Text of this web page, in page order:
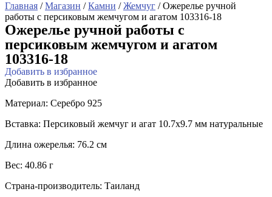
Главная /Магазин /Камни /Жемчуг / Ожерелье ручной
работы с персиковым жемчугом и агатом 103316-18
Ожерелье ручной работы с
персиковым жемчугом и агатом
103316-18
Добавить в избранное
Добавить в избранное
Материал: Серебро 925
Вставка: Персиковый жемчуг и агат 10.7х9.7 мм натуральные
Длина ожерелья: 76.2 см
Вес: 40.86 г
Страна-производитель: Таиланд